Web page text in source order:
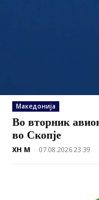
Македонија
Во вторник
во Скопје
XH M - 07.08.2026 23:39